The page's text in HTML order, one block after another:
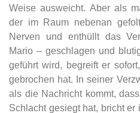
Weise ausweicht. Aber als
der im Raum nebenan
Nerven und enthüllt das
Mario – geschlagen und
geführt wird, begreift er
gebrochen hat. In seiner
als die Nachricht kommt,
Schlacht gesiegt hat, bricht